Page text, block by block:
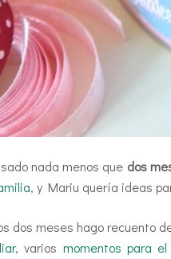
nada menos que dos
, y Mariu quería ideas
dos meses hago recuento
, varios momentos para el